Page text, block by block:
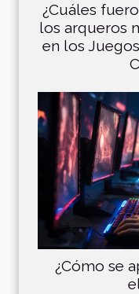
¿Cuáles
los arqueros
en los
¿Cómo se